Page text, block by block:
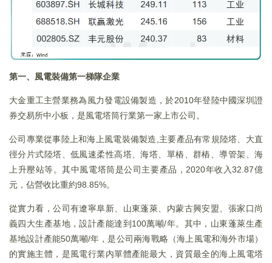
第一、風電裝備第一梯隊企業
大金重工主營業務為風力發電設備製造，於2010年登陸中國深圳證
券交易所中小板，是風電塔筒行業第一家上市公司。
公司專業從事陸上和海上風電裝備製造,主要產品有常規陸塔、大直
徑分片式陸塔、低風速柔性高塔、海塔、單樁、群樁、導管架、海
上升壓站等。其中風電塔筒是公司主要產品，2020年收入32.87億
元，佔營收比重約98.85%。
從實力看，公司有遼寧阜新、山東蓬萊、内蒙古興安盟、張家口尚
義四大生產基地，設計產能達到100萬噸/年。其中，山東蓬萊生產
基地設計產能50萬噸/年，是公司兩海戰略（海上風電和海外市場）
的實施主體，是風電行業内單體產能最大，資質最全的海上風電塔